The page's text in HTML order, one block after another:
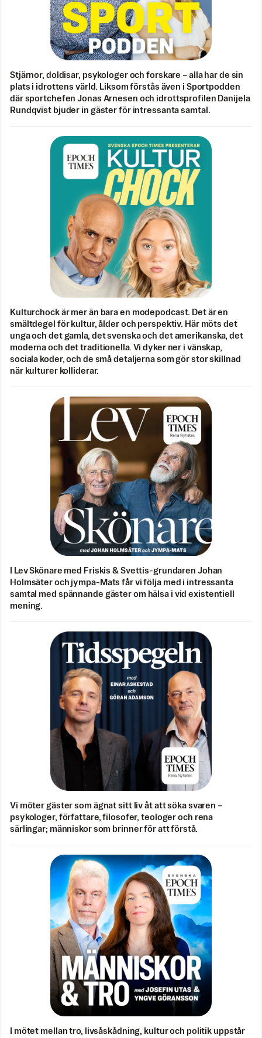
Stjärnor, doldisar, psykologer och forskare – alla har de sin
plats i idrottens värld. Liksom förstås även i Sportpodden
där sportchefen Jonas Arnesen och idrottsprofilen Danijela
Rundqvist bjuder in gäster för intressanta samtal.
Kulturchock är mer än bara en modepodcast. Det är en
smältdegel för kultur, ålder och perspektiv. Här möts det
unga och det gamla, det svenska och det amerikanska, det
moderna och det traditionella. Vi dyker ner i vänskap,
sociala koder, och de små detaljerna som gör stor skillnad
när kulturer kolliderar.
I Lev Skönare med Friskis & Svettis-grundaren Johan
Holmsäter och jympa-Mats får vi följa med i intressanta
samtal med spännande gäster om hälsa i vid existentiell
mening.
Vi möter gäster som ägnat sitt liv åt att söka svaren –
psykologer, författare, filosofer, teologer och rena
särlingar; människor som brinner för att förstå.
I mötet mellan tro, livsåskådning, kultur och politik uppstår